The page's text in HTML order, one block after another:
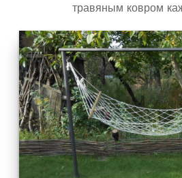
травяным ковром